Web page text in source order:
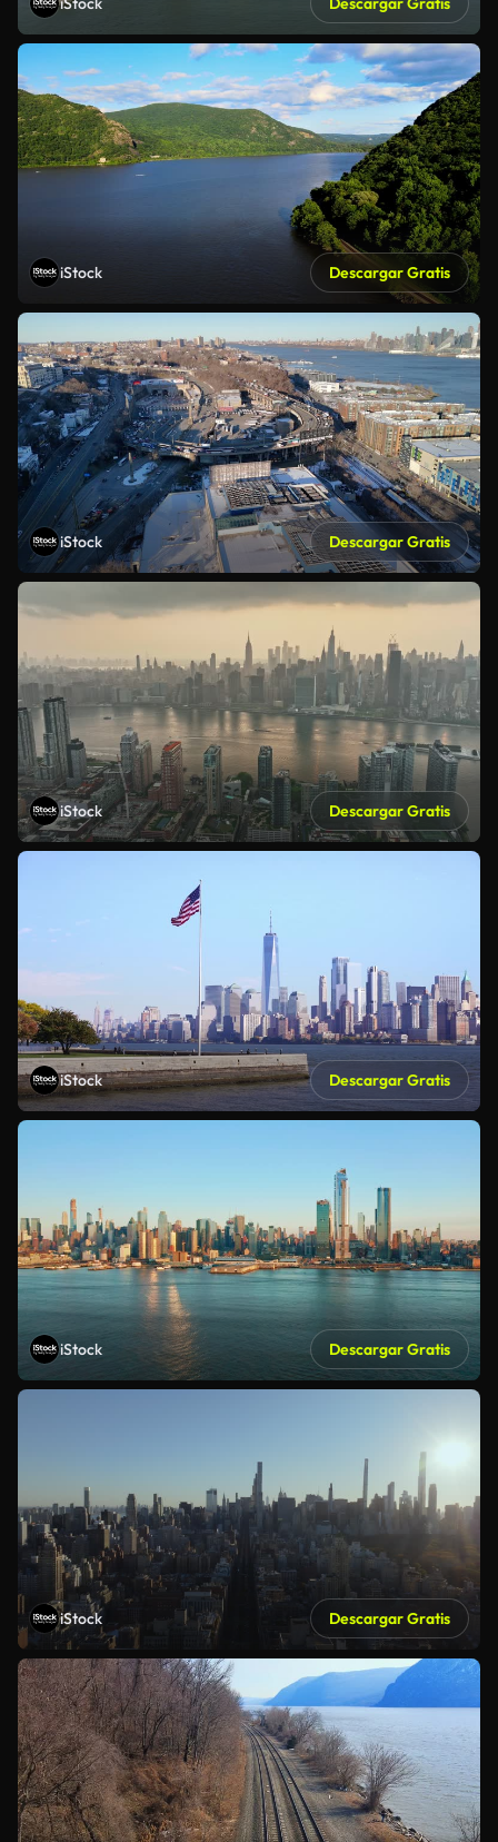
iStock Descargar Gratis
iStock Descargar Gratis
iStock Descargar Gratis
iStock Descargar Gratis
iStock Descargar Gratis
iStock Descargar Gratis